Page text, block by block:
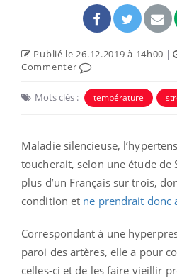
Publié le 26.12.2019 à 14h00 |
Commenter
Mots clés : température
Maladie silencieuse,
toucherait, selon une étude de
plus d’un Français sur trois,
condition et ne prendrait donc
Correspondant à une
paroi des artères, elle a pour
celles-ci et de les faire vieillir